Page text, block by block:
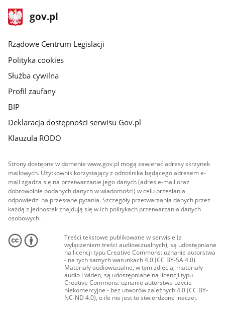
stopka
gov.plStrona
gov.pl
Rządowe Centrum Legislacji
Polityka cookies
Służba cywilna
Profil zaufany
BIP
Deklaracja dostępności serwisu Gov.pl
Klauzula RODO
Strony dostępne w domenie www.gov.pl mogą zawierać adresy skrzynek
mailowych. Użytkownik korzystający z odnośnika będącego adresem e-
mail zgadza się na przetwarzanie jego danych (adres e-mail oraz
dobrowolnie podanych danych w wiadomości) w celu przesłania
odpowiedzi na przesłane pytania. Szczegóły przetwarzania danych przez
każdą z jednostek znajdują się w ich politykach przetwarzania danych
osobowych.
Treści tekstowe publikowane w serwisie (z
wyłączeniem treści audiowizualnych), są udostępniane
na licencji typu Creative Commons: uznanie autorstwa
- na tych samych warunkach 4.0 (CC BY-SA 4.0).
Materiały audiowizualne, w tym zdjęcia, materiały
audio i wideo, są udostępniane na licencji typu
Creative Commons: uznanie autorstwa użycie
niekomercyjne - bez utworów zależnych 4.0 (CC BY-
NC-ND 4.0), o ile nie jest to stwierdzone inaczej.